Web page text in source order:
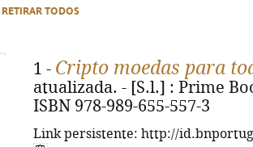
RETIRAR TODOS
1 - Cripto moedas para
atualizada. - [S.l.] : Prime
ISBN 978-989-655-557-3
Link persistente: http://